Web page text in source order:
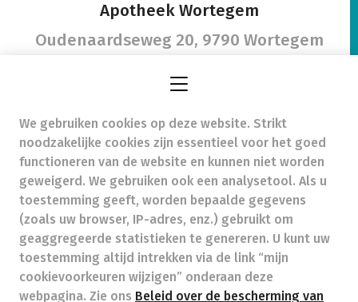
Apotheek Wortegem
Oudenaardseweg 20, 9790 Wortegem
apotheekwortegem@hotmail.com -
Ondernemingsnummer (BTW nr.) (BE)0437487717
Beroepstitel: Apotheker werkzaam in België
Beroepsvereniging: Algemene Pharmaceutische
Bond autorisatienummer FAGG 455502
Valt onder toezicht van de Orde der Apothekers,
02/537.42.67, Henri Jasparlaan 94 1060 Brussel
Deontologie:
Code van de farmaceutische plichtenleer
Tarieven terugbetaalde zorg
We gebruiken cookies op deze website. Strikt
noodzakelijke cookies zijn essentieel voor het goed
functioneren van de website en kunnen niet worden
geweigerd. We gebruiken ook een analysetool. Als u
toestemming geeft, worden bepaalde gegevens
(zoals uw browser, IP-adres, enz.) gebruikt om
geaggregeerde statistieken te genereren. U kunt uw
toestemming altijd intrekken via de link “mijn
cookievoorkeuren wijzigen” onderaan deze
webpagina. Zie ons Beleid over de bescherming van